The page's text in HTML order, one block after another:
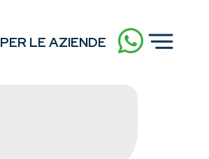
PER LE AZIENDE